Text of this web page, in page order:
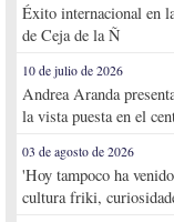
Éxito internacional en
de Ceja de la Ñ
10 de julio de 2026
Andrea Aranda
la vista puesta en el
03 de agosto de 2026
'Hoy tampoco ha
cultura friki,